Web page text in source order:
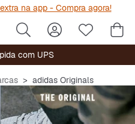
na app - Compra agora!
com UPS
adidas Originals